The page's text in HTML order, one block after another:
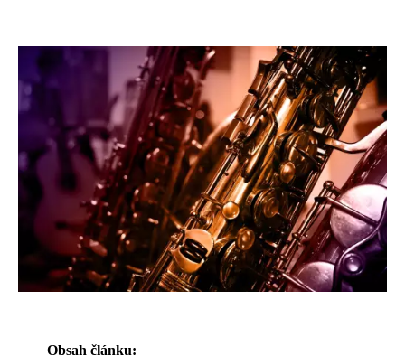
Obsah článku: